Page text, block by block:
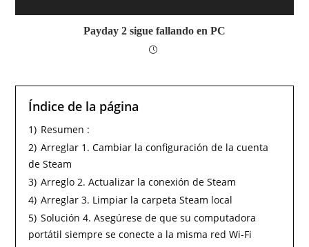
Payday 2 sigue fallando en PC
Índice de la página
1) Resumen :
2) Arreglar 1. Cambiar la configuración de la cuenta
de Steam
3) Arreglo 2. Actualizar la conexión de Steam
4) Arreglar 3. Limpiar la carpeta Steam local
5) Solución 4. Asegúrese de que su computadora
portátil siempre se conecte a la misma red Wi-Fi